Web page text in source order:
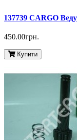
137739 CARGO
450.00грн.
Купити